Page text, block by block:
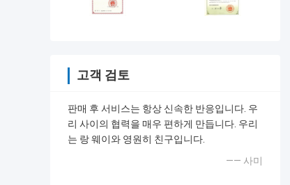
고객 검토
판매 후 서비스는 항상 신속한 반응입니다. 우
리 사이의 협력을 매우 편하게 만듭니다. 우리
는 랑 웨이와 영원히 친구입니다.
—— 사미